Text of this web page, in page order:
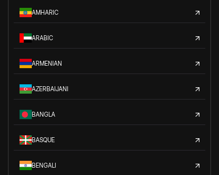
AMHARIC
ARABIC
ARMENIAN
AZERBAIJANI
BANGLA
BASQUE
BENGALI